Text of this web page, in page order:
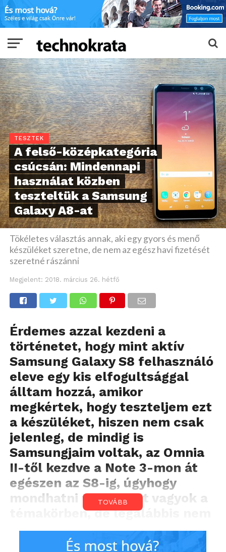
TESZTEK
A felső-középkategória
csúcsán: Mindennapi
használat közben
teszteltük a Samsung
Galaxy A8-at
Tökéletes választás annak, aki egy gyors és menő
készüléket szeretne, de nem az egész havi fizetését
szeretné rászánni
Megjelent: 2018. március 26. hétfő
Érdemes azzal kezdeni a
történetet, hogy mint aktív
Samsung Galaxy S8 felhasználó
eleve egy kis elfogultsággal
álltam hozzá, amikor
megkértek, hogy teszteljem ezt
a készüléket, hiszen nem csak
jelenleg, de mindig is
Samsungjaim voltak, az Omnia
II-től kezdve a Note 3-mon át
egészen az S8-ig, úgyhogy
mondhatni tapasztalt vagyok a
témakörben, de legalábbis nem
idegen számomra a készülék, a
márka és a kezelési felület.
TOVÁBB